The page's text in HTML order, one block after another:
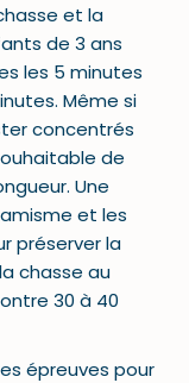
et la
de 3 ans
les 5 minutes
Même si
concentrés
de
Une
et les
préserver la
chasse au
30 à 40
épreuves pour